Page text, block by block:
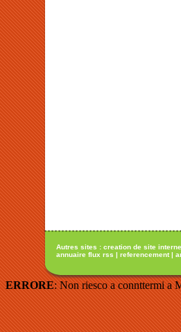
Autres sites : creation de site
annuaire flux rss | referencement|
ERRORE: Non riesco a connttermi a